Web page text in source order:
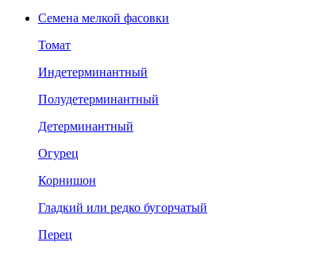
Семена мелкой фасовки
Томат
Индетерминантный
Полудетерминантный
Детерминантный
Огурец
Корнишон
Гладкий или редко бугорчатый
Перец